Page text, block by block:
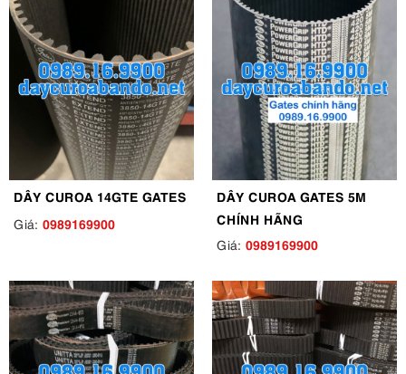
DÂY CUROA 14GTE GATES
Giá: 0989169900
DÂY CUROA GATES 5M
CHÍNH HÃNG
Giá: 0989169900